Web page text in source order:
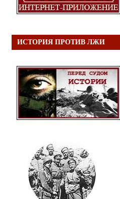
ИСТОРИЯ ПРОТИВ ЛЖИ